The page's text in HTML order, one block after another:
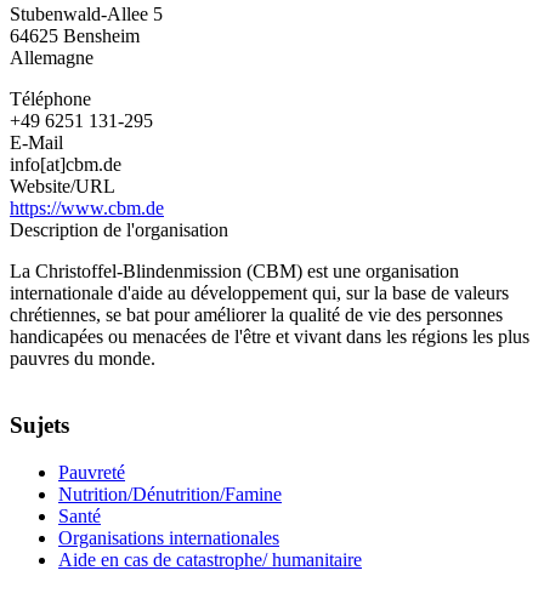
Blindenmission
Stubenwald-Allee 5
64625 Bensheim
Allemagne
Téléphone
+49 6251 131-295
E-Mail
info[at]cbm.de
Website/URL
https://www.cbm.de
Description de l'organisation
La Christoffel-Blindenmission (CBM) est une organisation
internationale d'aide au développement qui, sur la base de valeurs
chrétiennes, se bat pour améliorer la qualité de vie des personnes
handicapées ou menacées de l'être et vivant dans les régions les plus
pauvres du monde.
Sujets
Pauvreté
Nutrition/Dénutrition/Famine
Santé
Organisations internationales
Aide en cas de catastrophe/ humanitaire